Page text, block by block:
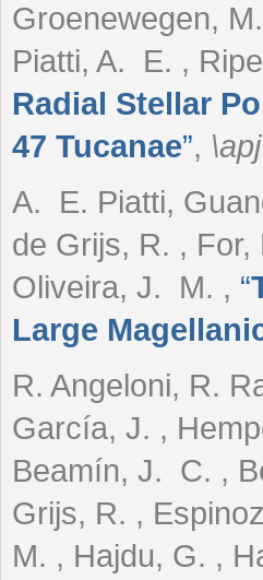
Groenewegen,
Piatti, A. E. ,
Radial Stellar
47 Tucanae”, \apj
A. E. Piatti,
de Grijs, R. , For,
Oliveira, J. M. , “
Large
R. Angeloni, R.
García, J. ,
Beamín, J. C. ,
Grijs, R. ,
M. , Hajdu, G. ,